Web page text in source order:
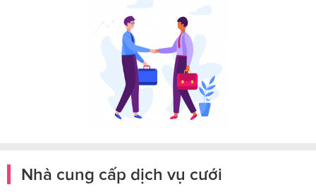
Nhà cung cấp dịch vụ cưới